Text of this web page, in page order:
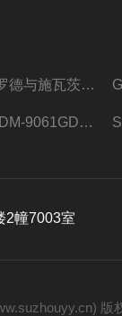
ESL6德国罗德与施瓦茨预认证EMI接收机
特卖商品GDM-9061GDM-9061台式万用表
2幢7003室